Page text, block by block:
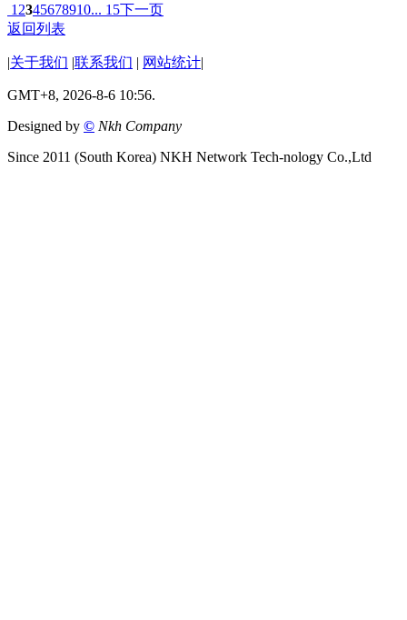
1 2345678910... 15下一页
返回列表
|关于我们 |联系我们 | 网站统计|
GMT+8, 2026-8-6 10:56.
Designed by © Nkh Company
Since 2011 (South Korea) NKH Network Tech-nology Co.,Ltd